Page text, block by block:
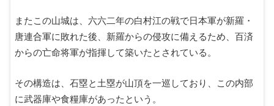
またこの山城は、六六二年の白村江の戦で日本軍が新羅・
唐連合軍に敗れた後、新羅からの侵攻に備えるため、百済
からの亡命将軍が指揮して築いたとされている。
その構造は、石塁と土塁が山頂を一巡しており、この内部
に武器庫や食糧庫があったという。